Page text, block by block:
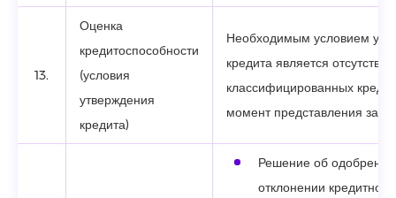
13.
Оценка
кредитоспособности
(условия
утверждения
кредита)
Необходимым условием
кредита является отсутствие
классифицированных
момент представления
Решение об
отклонении кредитной